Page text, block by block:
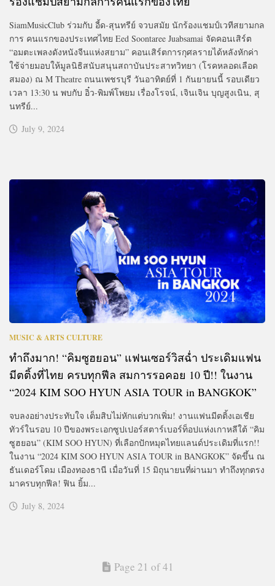
SiamMusicClub ร่วมกับ อี้ด-สุนทรีย์ จวบสมัย นักร้องแชมป์เวทีสยามกล
การ คนแรกของประเทศไทย Eed Soontaree Juabsamai จัดคอนเสิร์ต
“อมตะเพลงดังหนังจีนแห่งสยาม” คอนเสิร์ตการกุศลรายได้หลังหักค่า
ใช้จ่ายมอบให้มูลนิธิสนับสนุนสถาบันประสาทวิทยา (โรคหลอดเลือด
สมอง) ณ M Theatre ถนนเพชรบุรี วันอาทิตย์ที่ 1 กันยายนนี้ รอบเดียว
เวลา 13:30 น พบกับ อิ๋ว-พิมพ์โพยม เรื่องโรจน์, เจินเจิน บุญสูงเนิน, สุ
นทรีย์...
July 9, 2024
MUSIC & ARTS CULTURE
ทำถึงมาก! “คิมซูฮยอน” แฟนเซอร์วิสฉ่ำ ประเดิมแฟน
มีตติ้งที่ไทย ครบทุกฟีล สมการรอคอย 10 ปี!! ในงาน
“2024 KIM SOO HYUN ASIA TOUR in BANGKOK”
จบลงอย่างประทับใจ เต็มสิบไม่หักแต่บวกเพิ่ม! งานแฟนมีตติ้งเอเชีย
ทัวร์ในรอบ 10 ปีของพระเอกซูปเปอร์สตาร์เบอร์ท็อปแห่งเกาหลีใต้ “คิม
ซูฮยอน” (KIM SOO HYUN) ที่เลือกปักหมุดไทยแลนด์ประเดิมที่แรก!!
ในงาน “2024 KIM SOO HYUN ASIA TOUR in BANGKOK” จัดขึ้น ณ
ธันเดอร์โดม เมืองทองธานี เมื่อวันที่ 15 มิถุนายนที่ผ่านมา ทำถึงทุกตรง
มาครบทุกฟีล! ฟิน ยิ้ม...
July 8, 2024
Page 21 of 41